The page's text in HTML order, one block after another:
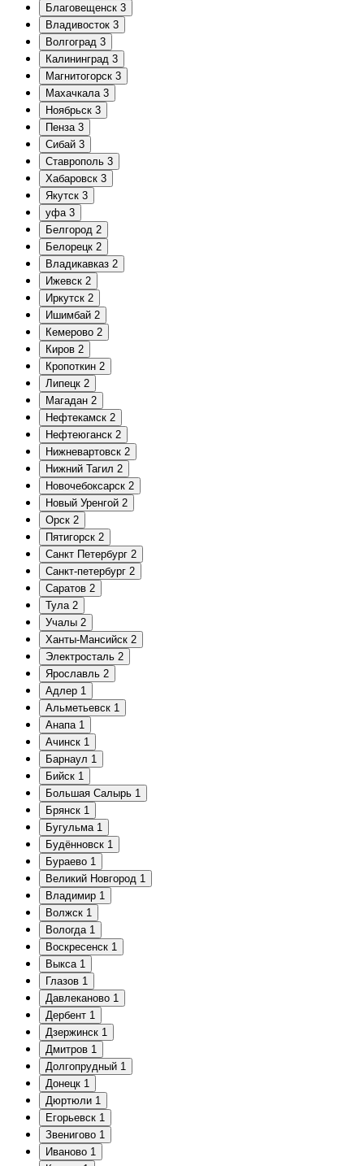
Благовещенск 3
Владивосток 3
Волгоград 3
Калининград 3
Магнитогорск 3
Махачкала 3
Ноябрьск 3
Пенза 3
Сибай 3
Ставрополь 3
Хабаровск 3
Якутск 3
уфа 3
Белгород 2
Белорецк 2
Владикавказ 2
Ижевск 2
Иркутск 2
Ишимбай 2
Кемерово 2
Киров 2
Кропоткин 2
Липецк 2
Магадан 2
Нефтекамск 2
Нефтеюганск 2
Нижневартовск 2
Нижний Тагил 2
Новочебоксарск 2
Новый Уренгой 2
Орск 2
Пятигорск 2
Санкт Петербург 2
Санкт-петербург 2
Саратов 2
Тула 2
Учалы 2
Ханты-Мансийск 2
Электросталь 2
Ярославль 2
Адлер 1
Альметьевск 1
Анапа 1
Ачинск 1
Барнаул 1
Бийск 1
Большая Салырь 1
Брянск 1
Бугульма 1
Будённовск 1
Бураево 1
Великий Новгород 1
Владимир 1
Волжск 1
Вологда 1
Воскресенск 1
Выкса 1
Глазов 1
Давлеканово 1
Дербент 1
Дзержинск 1
Дмитров 1
Долгопрудный 1
Донецк 1
Дюртюли 1
Егорьевск 1
Звенигово 1
Иваново 1